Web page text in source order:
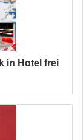
in Hotel frei